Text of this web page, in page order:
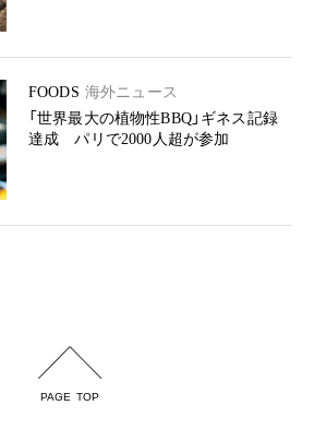
FOODS 海外ニュース
「世界最大の植物性BBQ」ギネス記録
達成 パリで2000人超が参加
PAGE TOP